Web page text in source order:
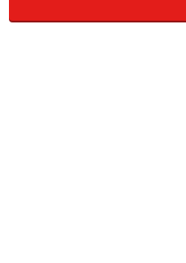
ます。しかし、案外、こ